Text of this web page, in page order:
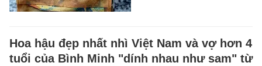
Hoa hậu đẹp nhất nhì Việt Nam và vợ hơn 4
tuổi của Bình Minh "dính nhau như sam" từ